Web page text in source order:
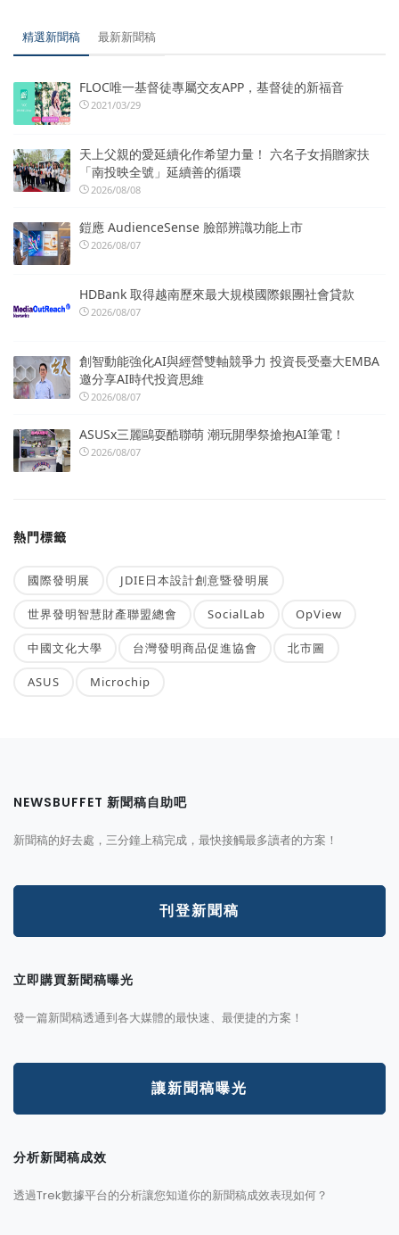
精選新聞稿 最新新聞稿
FLOC唯一基督徒專屬交友APP，基督徒的新福音
2021/03/29
天上父親的愛延續化作希望力量！ 六名子女捐贈家扶
「南投映全號」延續善的循環
2026/08/08
鎧應 AudienceSense 臉部辨識功能上市
2026/08/07
HDBank 取得越南歷來最大規模國際銀團社會貸款
2026/08/07
創智動能強化AI與經營雙軸競爭力 投資長受臺大EMBA
邀分享AI時代投資思維
2026/08/07
ASUSx三麗鷗耍酷聯萌 潮玩開學祭搶抱AI筆電！
2026/08/07
熱門標籤
國際發明展 JDIE日本設計創意暨發明展
世界發明智慧財產聯盟總會 SocialLab OpView
中國文化大學 台灣發明商品促進協會 北市圖
ASUS Microchip
NEWSBUFFET 新聞稿自助吧
新聞稿的好去處，三分鐘上稿完成，最快接觸最多讀者的方案！
刊登新聞稿
立即購買新聞稿曝光
發一篇新聞稿透通到各大媒體的最快速、最便捷的方案！
讓新聞稿曝光
分析新聞稿成效
透過Trek數據平台的分析讓您知道你的新聞稿成效表現如何？